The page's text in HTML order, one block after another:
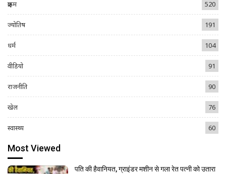
क्राइम 520
ज्योतिष 191
धर्म 104
वीडियो 91
राजनीति 90
खेल 76
स्वास्थ्य 60
Most Viewed
पति की हैवानियत, ग्राइंडर मशीन से गला रेत पत्नी को उतारा